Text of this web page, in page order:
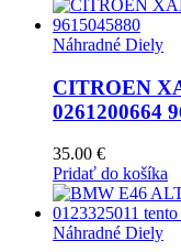
Náhradné Diely
CITROEN
0261200664
35.00 €
Pridať do košíka
Náhradné Diely